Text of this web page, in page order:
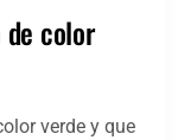
color
verde y que